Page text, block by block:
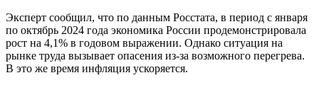
Эксперт сообщил, что по данным Росстата, в период с января
по октябрь 2024 года экономика России продемонстрировала
рост на 4,1% в годовом выражении. Однако ситуация на
рынке труда вызывает опасения из-за возможного перегрева.
В это же время инфляция ускоряется.